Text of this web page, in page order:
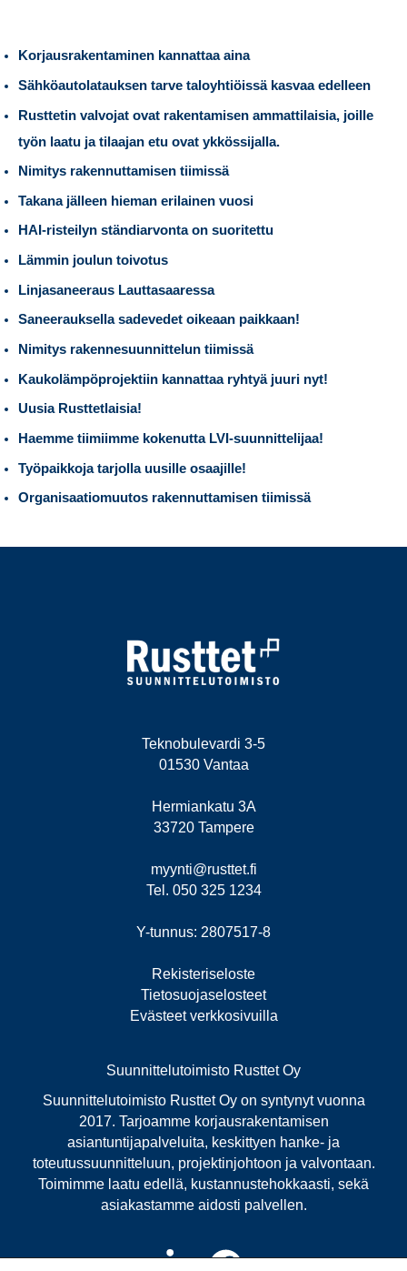
Korjausrakentaminen kannattaa aina
Sähköautolatauksen tarve taloyhtiöissä kasvaa edelleen
Rusttetin valvojat ovat rakentamisen ammattilaisia, joille
työn laatu ja tilaajan etu ovat ykkössijalla.
Nimitys rakennuttamisen tiimissä
Takana jälleen hieman erilainen vuosi
HAI-risteilyn ständiarvonta on suoritettu
Lämmin joulun toivotus
Linjasaneeraus Lauttasaaressa
Saneerauksella sadevedet oikeaan paikkaan!
Nimitys rakennesuunnittelun tiimissä
Kaukolämpöprojektiin kannattaa ryhtyä juuri nyt!
Uusia Rusttetlaisia!
Haemme tiimiimme kokenutta LVI-suunnittelijaa!
Työpaikkoja tarjolla uusille osaajille!
Organisaatiomuutos rakennuttamisen tiimissä
Teknobulevardi 3-5
01530 Vantaa
Hermiankatu 3A
33720 Tampere
myynti@rusttet.fi
Tel. 050 325 1234
Y-tunnus: 2807517-8
Rekisteriseloste
Tietosuojaselosteet
Evästeet verkkosivuilla
Suunnittelutoimisto Rusttet Oy
Suunnittelutoimisto Rusttet Oy on syntynyt vuonna
2017. Tarjoamme korjausrakentamisen
asiantuntijapalveluita, keskittyen hanke- ja
toteutussuunnitteluun, projektinjohtoon ja valvontaan.
Toimimme laatu edellä, kustannustehokkaasti, sekä
asiakastamme aidosti palvellen.